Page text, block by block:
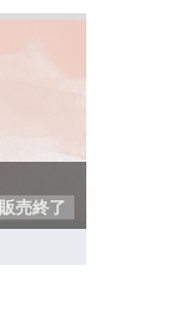
販売終了